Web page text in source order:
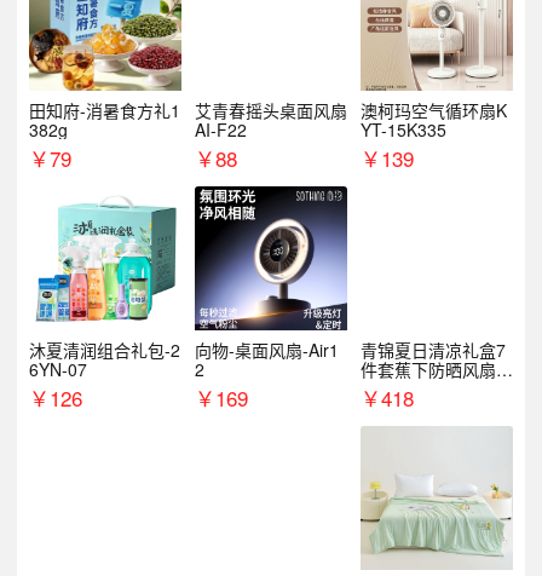
田知府-消暑食方礼1
382g
￥79
艾青春摇头桌面风扇
AI-F22
￥88
澳柯玛空气循环扇K
YT-15K335
￥139
沐夏清润组合礼包-2
6YN-07
￥126
向物-桌面风扇-Air1
2
￥169
青锦夏日清凉礼盒7
件套蕉下防晒风扇员
工福利端午伴手礼企
业定制
￥418